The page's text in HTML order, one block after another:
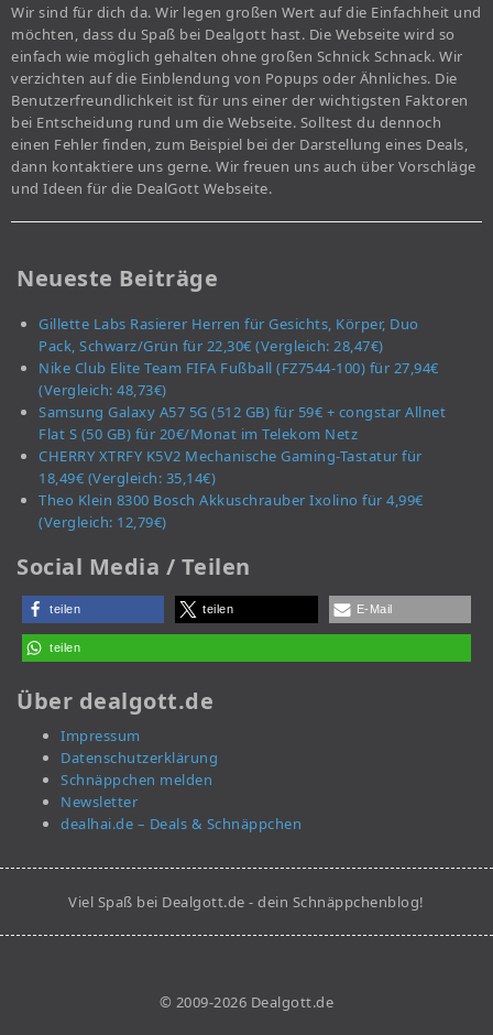
Wir sind für dich da. Wir legen großen Wert auf die Einfachheit und
möchten, dass du Spaß bei Dealgott hast. Die Webseite wird so
einfach wie möglich gehalten ohne großen Schnick Schnack. Wir
verzichten auf die Einblendung von Popups oder Ähnliches. Die
Benutzerfreundlichkeit ist für uns einer der wichtigsten Faktoren
bei Entscheidung rund um die Webseite. Solltest du dennoch
einen Fehler finden, zum Beispiel bei der Darstellung eines Deals,
dann kontaktiere uns gerne. Wir freuen uns auch über Vorschläge
und Ideen für die DealGott Webseite.
Neueste Beiträge
Gillette Labs Rasierer Herren für Gesichts, Körper, Duo
Pack, Schwarz/Grün für 22,30€ (Vergleich: 28,47€)
Nike Club Elite Team FIFA Fußball (FZ7544-100) für 27,94€
(Vergleich: 48,73€)
Samsung Galaxy A57 5G (512 GB) für 59€ + congstar Allnet
Flat S (50 GB) für 20€/Monat im Telekom Netz
CHERRY XTRFY K5V2 Mechanische Gaming-Tastatur für
18,49€ (Vergleich: 35,14€)
Theo Klein 8300 Bosch Akkuschrauber Ixolino für 4,99€
(Vergleich: 12,79€)
Social Media / Teilen
teilen teilen E-Mail
teilen
Über dealgott.de
Impressum
Datenschutzerklärung
Schnäppchen melden
Newsletter
dealhai.de – Deals & Schnäppchen
Viel Spaß bei Dealgott.de - dein Schnäppchenblog!
© 2009-2026 Dealgott.de